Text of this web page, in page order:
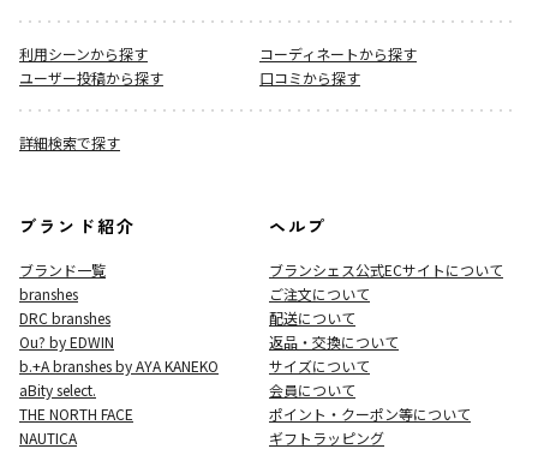
利用シーンから探す
コーディネートから探す
ユーザー投稿から探す
口コミから探す
詳細検索で探す
ブランド紹介
ブランド一覧
branshes
DRC branshes
Ou? by EDWIN
b.+A branshes by AYA KANEKO
aBity select.
THE NORTH FACE
NAUTICA
ヘルプ
ブランシェス公式ECサイトについて
ご注文について
配送について
返品・交換について
サイズについて
会員について
ポイント・クーポン等について
ギフトラッピング